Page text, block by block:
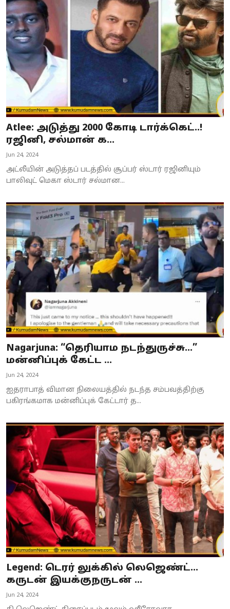
Atlee: அடுத்து 2000 கோடி டார்க்கெட்..!
ரஜினி, சல்மான் க...
Jun 24, 2024
அட்லீயின் அடுத்தப் படத்தில் சூப்பர் ஸ்டார் ரஜினியும்
பாலிவுட் மெகா ஸ்டார் சல்மான...
Nagarjuna: “தெரியாம நடந்துருச்சு...”
மன்னிப்புக் கேட்ட ...
Jun 24, 2024
ஐதராபாத் விமான நிலையத்தில் நடந்த சம்பவத்திற்கு
பகிரங்கமாக மன்னிப்புக் கேட்டார் த...
Legend: டெரர் லுக்கில் லெஜெண்ட்...
கருடன் இயக்குநருடன் ...
Jun 24, 2024